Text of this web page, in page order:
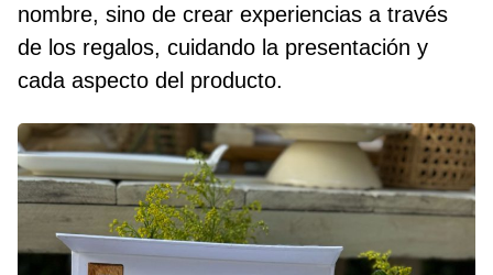
nombre, sino de crear experiencias a través
de los regalos, cuidando la presentación y
cada aspecto del producto.